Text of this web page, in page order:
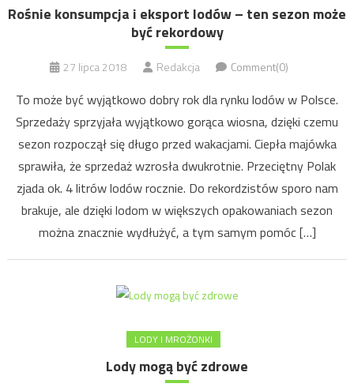
Rośnie konsumpcja i eksport lodów – ten sezon może
być rekordowy
27 lipca 2018 Redakcja Comment(0)
To może być wyjątkowo dobry rok dla rynku lodów w Polsce.
Sprzedaży sprzyjała wyjątkowo gorąca wiosna, dzięki czemu
sezon rozpoczął się długo przed wakacjami. Ciepła majówka
sprawiła, że sprzedaż wzrosła dwukrotnie. Przeciętny Polak
zjada ok. 4 litrów lodów rocznie. Do rekordzistów sporo nam
brakuje, ale dzięki lodom w większych opakowaniach sezon
można znacznie wydłużyć, a tym samym pomóc […]
LODY I MROŻONKI
Lody mogą być zdrowe